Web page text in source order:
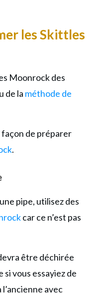
lesSkittles
Moonrock des
de la méthode de
façon de préparer
.
pipe, utilisez des
car ce n’est pas
être déchirée
si vous essayiez de
avec